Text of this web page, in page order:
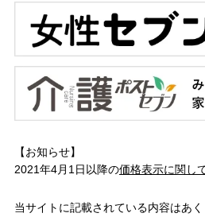
【お知らせ】
2021年4月1日以降の価格表示に関し
当サイトに記載されている内容はあ